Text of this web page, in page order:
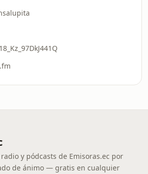
y pódcasts de Emisoras.ec por
de ánimo — gratis en cualquier